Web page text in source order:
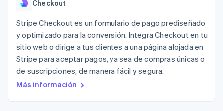
Más
Ver lo que viene
Radar
Prevención de fraude
Atlas
Constitución de una startup
Climate
Seguros
Medios de
entretenimiento
Organizaciones sin
fines de lucro
Servicios
profesionales
Minorista
Integraciones de
aplicaciones
Blog de
desarrolladores
Estado de la API
Conviértete en socio
Checkout
Stripe Checkout es un formulario de pago prediseñado
y optimizado para la conversión. Integra Checkout en tu
sitio web o dirige a tus clientes a una página alojada en
Stripe para aceptar pagos, ya sea de compras únicas o
de suscripciones, de manera fácil y segura.
Más información